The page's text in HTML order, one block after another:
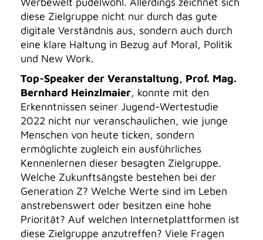
diese Zielgruppe nicht nur durch das gute
digitale Verständnis aus, sondern auch durch
eine klare Haltung in Bezug auf Moral, Politik
und New Work.
Top-Speaker der Veranstaltung, Prof. Mag.
Bernhard Heinzlmaier, konnte mit den
Erkenntnissen seiner Jugend-Wertestudie
2022 nicht nur veranschaulichen, wie junge
Menschen von heute ticken, sondern
ermöglichte zugleich ein ausführliches
Kennenlernen dieser besagten Zielgruppe.
Welche Zukunftsängste bestehen bei der
Generation Z? Welche Werte sind im Leben
anstrebenswert oder besitzen eine hohe
Priorität? Auf welchen Internetplattformen ist
diese Zielgruppe anzutreffen? Viele Fragen